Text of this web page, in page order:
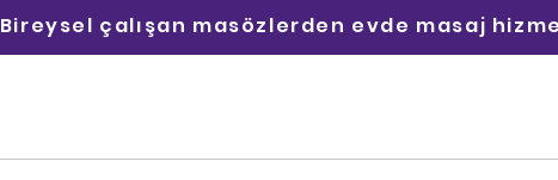
Bireysel çalışan masözlerden evde masaj